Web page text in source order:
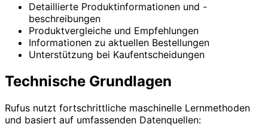
Detaillierte Produktinformationen und -
beschreibungen
Produktvergleiche und Empfehlungen
Informationen zu aktuellen Bestellungen
Unterstützung bei Kaufentscheidungen
Technische Grundlagen
Rufus nutzt fortschrittliche maschinelle Lernmethoden
und basiert auf umfassenden Datenquellen: